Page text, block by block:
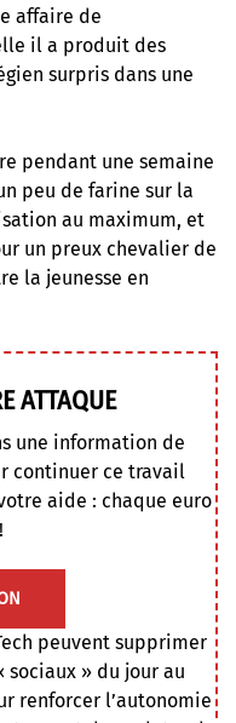
affaire de
il a produit des
surpris dans une
pendant une semaine
peu de farine sur la
au maximum, et
un preux chevalier de
la jeunesse en
ATTAQUE
une information de
continuer ce travail
aide : chaque euro
peuvent supprimer
sociaux » du jour au
renforcer l’autonomie